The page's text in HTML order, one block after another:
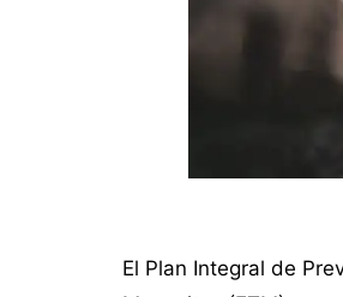
El Plan Integral de